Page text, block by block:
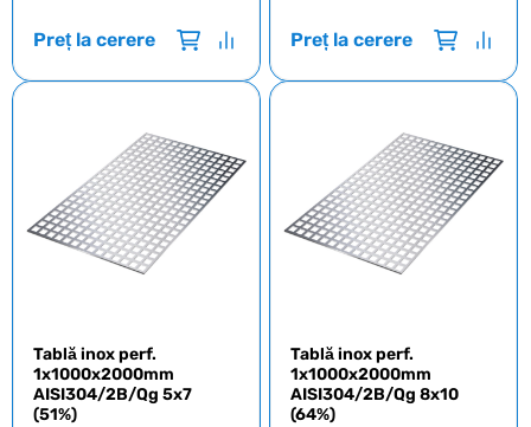
Preț la cerere Preț la cerere
Tablă inox perf.
1х1000х2000mm
AISI304/2B/Qg 5х7
(51%)
Tablă inox perf.
1х1000х2000mm
AISI304/2B/Qg 8х10
(64%)